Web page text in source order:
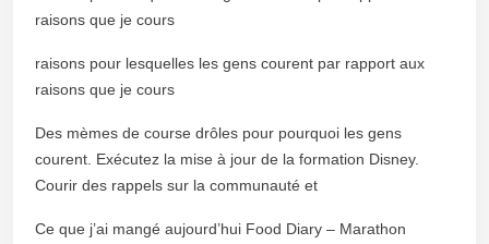
raisons que je cours
raisons pour lesquelles les gens courent par rapport aux
raisons que je cours
Des mèmes de course drôles pour pourquoi les gens
courent. Exécutez la mise à jour de la formation Disney.
Courir des rappels sur la communauté et
Ce que j’ai mangé aujourd’hui Food Diary – Marathon